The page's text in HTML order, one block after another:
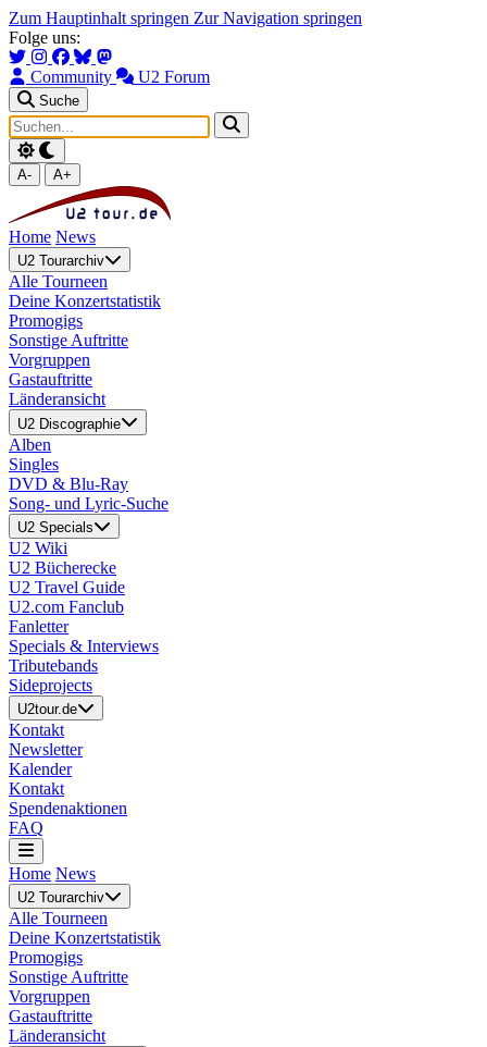
Zum Hauptinhalt springen Zur Navigation springen
Folge uns:
Community U2 Forum
Suche
A- A+
Home News
U2 Tourarchiv
Alle Tourneen
Deine Konzertstatistik
Promogigs
Sonstige Auftritte
Vorgruppen
Gastauftritte
Länderansicht
U2 Discographie
Alben
Singles
DVD & Blu-Ray
Song- und Lyric-Suche
U2 Specials
U2 Wiki
U2 Bücherecke
U2 Travel Guide
U2.com Fanclub
Fanletter
Specials & Interviews
Tributebands
Sideprojects
U2tour.de
Kontakt
Newsletter
Kalender
Kontakt
Spendenaktionen
FAQ
Home News
U2 Tourarchiv
Alle Tourneen
Deine Konzertstatistik
Promogigs
Sonstige Auftritte
Vorgruppen
Gastauftritte
Länderansicht